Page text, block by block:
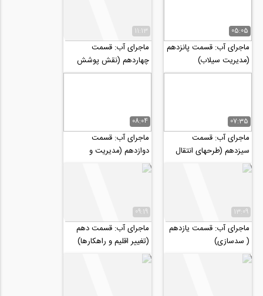
05:05
ماجرای آب: قسمت پانزدهم
(مدیریت سیلاب)
11:13
ماجرای آب: قسمت
چهاردهم (نقش پوشش
گیاهی در مدیریت منابع
07:35
ماجرای آب: قسمت
سیزدهم (طرحهای انتقال
آب)
08:04
ماجرای آب: قسمت
دوازدهم (مدیریت و
نگهداری سدها)
13:09
ماجرای آب: قسمت یازدهم
( سدسازی)
09:19
ماجرای آب: قسمت دهم
(تغییر اقلیم و راهکارها)